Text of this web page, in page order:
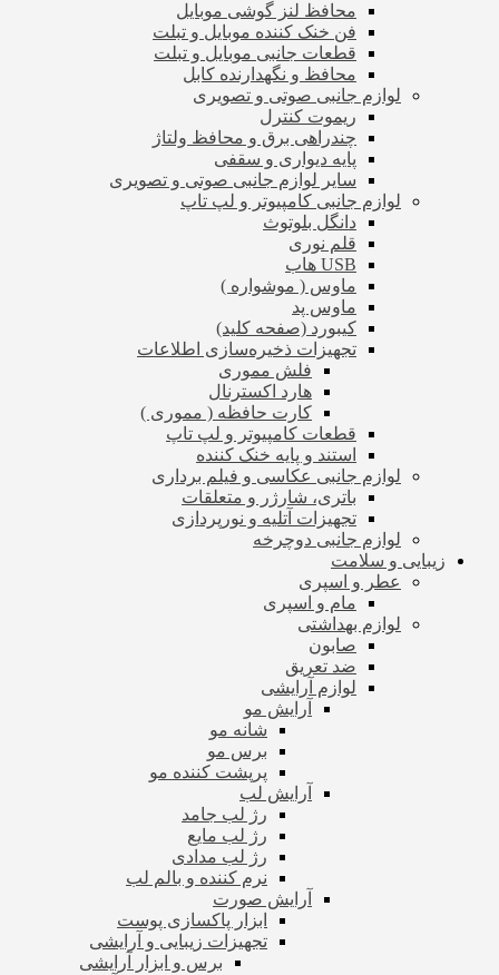
محافظ لنز گوشی موبایل
فن خنک کننده موبایل و تبلت
قطعات جانبی موبایل و تبلت
محافظ و نگهدارنده کابل
لوازم جانبی صوتی و تصویری
ریموت کنترل
چندراهی برق و محافظ ولتاژ
پایه دیواری و سقفی
سایر لوازم جانبی صوتی و تصویری
لوازم جانبی کامپیوتر و لپ تاپ
دانگل بلوتوث
قلم نوری
USB هاب
ماوس ( موشواره )
ماوس پد
کیبورد (صفحه کلید)
تجهیزات ذخیره‌سازی اطلاعات
فلش مموری
هارد اکسترنال
کارت حافظه ( مموری )
قطعات کامپیوتر و لپ تاپ
استند و پایه خنک کننده
لوازم جانبی عکاسی و فیلم برداری
باتری، شارژر و متعلقات
تجهیزات آتلیه و نورپردازی
لوازم جانبی دوچرخه
زیبایی و سلامت
عطر و اسپری
مام و اسپری
لوازم بهداشتی
صابون
ضد تعریق
لوازم آرایشی
آرایش مو
شانه مو
برس مو
پرپشت کننده مو
آرایش لب
رژ لب جامد
رژ لب مایع
رژ لب مدادی
نرم کننده و بالم لب
آرایش صورت
ابزار پاکسازی پوست
تجهیزات زیبایی و آرایشی
برس و ابزار آرایشی